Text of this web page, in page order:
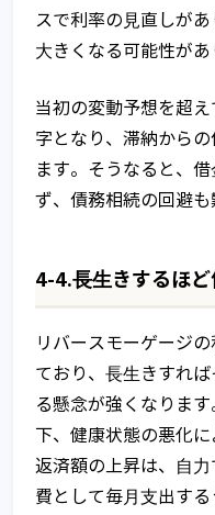
スで利率の⾒直しが
⼤きくなる可能性があ
当初の変動予想を超
字となり、滞納から
ます。そうなると、
ず、債務相続の回避も
4-4.⻑⽣きするほ
リバースモーゲージ
ており、⻑⽣きすれ
る懸念が強くなりま
下、健康状態の悪化
返済額の上昇は、⾃
費として毎⽉⽀出す